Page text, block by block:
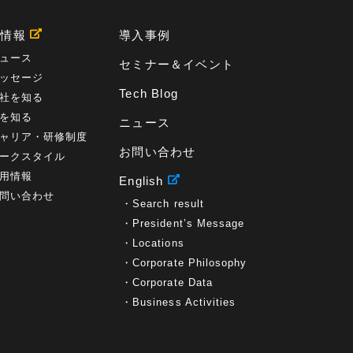
報
ース
セージ
を知る
知る
リア・研修制度
クスタイル
情報
い合わせ
導入事例
セミナー＆イベント
Tech Blog
ニュース
お問い合わせ
English
Search result
President’s Message
Locations
Corporate Philosophy
Corporate Data
Business Activities